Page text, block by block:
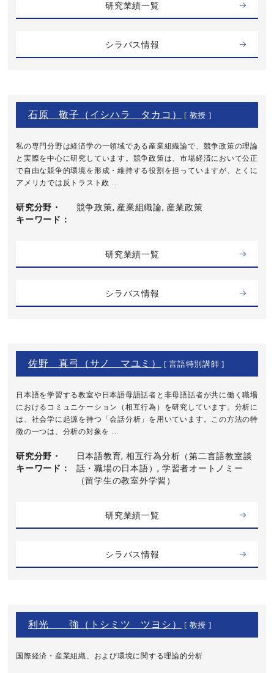
研究業績一覧
シラバス情報
石原 敬子（イシハラ タカコ） [ 教授 ]
私の専門分野は経済学の一領域である産業組織論で、競争政策の理論
と実際を中心に研究しています。競争政策は、市場経済において公正
で自由な競争的環境を形成・維持する役割を担っていますが、とくに
アメリカでは反トラスト政 ...
研究分野・
キーワード
競争政策, 産業組織論, 産業政策
研究業績一覧
シラバス情報
佐野 真弓（サノ マユミ） [ 言語特別講師 ]
日本語を学習する教室や日本語母語話者と非母語話者が共に働く職場
におけるコミュニケーション（相互行為）を研究しています。分析に
は、社会学に起源を持つ「会話分析」を用いています。この方法の特
徴の一つは、分析の対象を ...
研究分野・
キーワード
日本語教育, 相互行為分析（第二言語教室談
話・職場の日本語）, 学習者オートノミー
（留学生の教室外学習）
研究業績一覧
シラバス情報
利光 強（トシミツ ツヨシ） [ 教授 ]
国際経済・産業組織、および環境に関する理論的分析